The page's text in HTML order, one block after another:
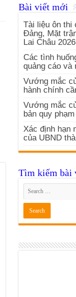
Bài viết mới
Tài liệu ôn thi
Đảng, Mặt
Lai Châu 2026
Các tình
quảng cáo và
Vướng mắc
hành chính
Vướng mắc
bản quy
Xác định hạn
của UBND
Tìm kiếm bài